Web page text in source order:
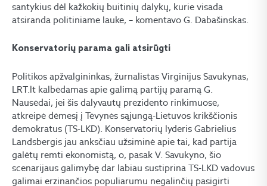
santykius dėl kažkokių buitinių dalykų, kurie visada
atsiranda politiniame lauke, – komentavo G. Dabašinskas.
Konservatorių parama gali atsirūgti
Politikos apžvalgininkas, žurnalistas Virginijus Savukynas,
LRT.lt kalbėdamas apie galimą partijų paramą G.
Nausėdai, jei šis dalyvautų prezidento rinkimuose,
atkreipė dėmesį į Tėvynės sąjungą-Lietuvos krikščionis
demokratus (TS-LKD). Konservatorių lyderis Gabrielius
Landsbergis jau anksčiau užsiminė apie tai, kad partija
galėtų remti ekonomistą, o, pasak V. Savukyno, šio
scenarijaus galimybę dar labiau sustiprina TS-LKD vadovus
galimai erzinančios populiarumu negalinčių pasigirti